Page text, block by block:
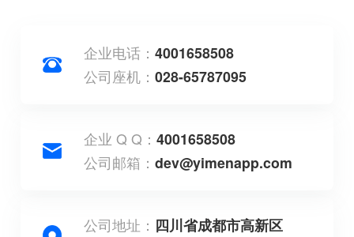
企业电话：4001658508
公司座机：028-65787095
企业 Q Q：4001658508
公司邮箱：dev@yimenapp.com
公司地址： 四川省成都市高新区